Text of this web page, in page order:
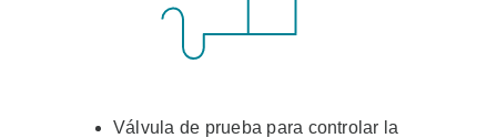
Válvula de prueba para controlar la